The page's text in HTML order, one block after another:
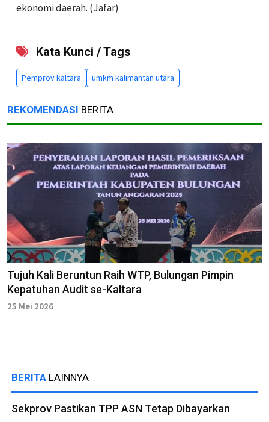
ekonomi daerah. (Jafar)
Kata Kunci / Tags
Pemprov kaltara umkm kalimantan utara
REKOMENDASI BERITA
Tujuh Kali Beruntun Raih WTP, Bulungan Pimpin
Kepatuhan Audit se-Kaltara
25 Mei 2026
BERITA LAINNYA
Sekprov Pastikan TPP ASN Tetap Dibayarkan